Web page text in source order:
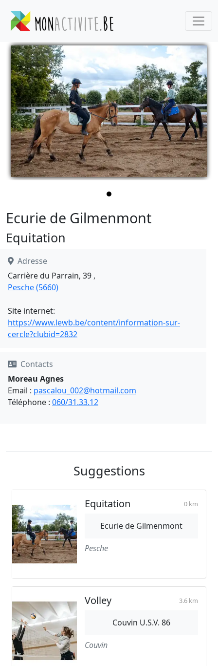
Ecurie de Gilmenmont
Equitation
Adresse
Carrière du Parrain, 39 ,
Pesche (5660)
Site internet:
https://www.lewb.be/content/information-sur-
cercle?clubid=2832
Contacts
Moreau Agnes
Email : pascalou_002@hotmail.com
Téléphone : 060/31.33.12
Suggestions
Equitation 0 km
Ecurie de Gilmenmont
Pesche
Volley 3.6 km
Couvin U.S.V. 86
Couvin